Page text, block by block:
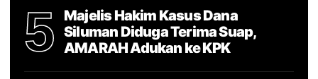
5
Majelis Hakim Kasus Dana
Siluman Diduga Terima Suap,
AMARAH Adukan ke KPK